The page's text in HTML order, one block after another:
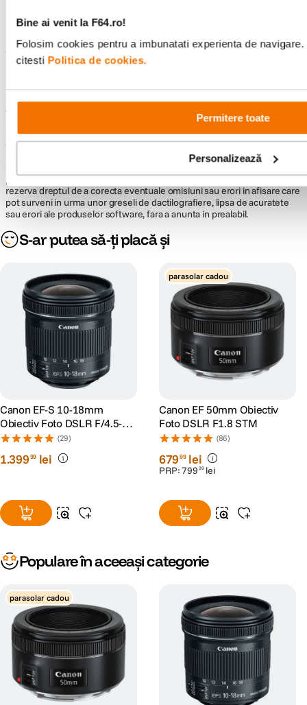
Bine ai venit la F64.ro!
Folosim cookies pentru a imbunatati experienta de
citesti Politica de cookies.
Permitere toate
Personalizează
Informatii conformitate produs
acestea fiind utilizate exclusiv cu titlu de prezentare. Implicit F64 Studio
S.R.L. nu isi asuma raspunderea pentru eventualele erori de pret sau
stoc. Aceste erori nu obliga F64 Studio S.R.L. la nicio actiune. Preturile si
disponibilitatea produselor comercializate de catre F64 Studio SRL pot
suferi modificari ulterioare, acest lucru fiind influentat de factori externi
produselor pe stocul acestora. De asemenea, F64 Studio S.R.L. isi
rezerva dreptul de a corecta eventuale omisiuni sau erori in afisare care
pot surveni in urma unor greseli de dactilografiere, lipsa de acuratete
sau erori ale produselor software, fara a anunta in prealabil.
S-ar putea să-ți placă și
Canon EF-S 10-18mm
Obiectiv Foto DSLR F/4.5-5.6
IS STM
(29)
1.39999 lei
parasolar cadou
Canon EF 50mm Obiectiv
Foto DSLR F1.8 STM
(86)
67999 lei
PRP:799 99 lei
Populare în aceeași categorie
parasolar cadou